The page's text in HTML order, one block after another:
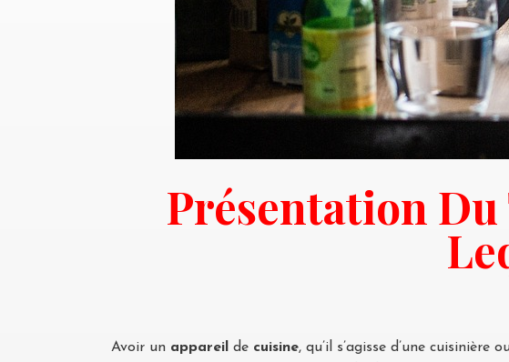
Présentation
Avoir un appareil de cuisine, qu’il s’agisse d’une cuisinière